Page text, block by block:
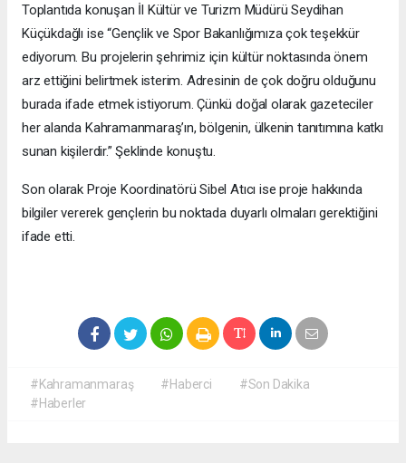
Toplantıda konuşan İl Kültür ve Turizm Müdürü Seydihan
Küçükdağlı ise “Gençlik ve Spor Bakanlığımıza çok teşekkür
ediyorum. Bu projelerin şehrimiz için kültür noktasında önem
arz ettiğini belirtmek isterim. Adresinin de çok doğru olduğunu
burada ifade etmek istiyorum. Çünkü doğal olarak gazeteciler
her alanda Kahramanmaraş’ın, bölgenin, ülkenin tanıtımına katkı
sunan kişilerdir.” Şeklinde konuştu.
Son olarak Proje Koordinatörü Sibel Atıcı ise proje hakkında
bilgiler vererek gençlerin bu noktada duyarlı olmaları gerektiğini
ifade etti.
#Kahramanmaraş #Haberci
#Son Dakika
#Haberler